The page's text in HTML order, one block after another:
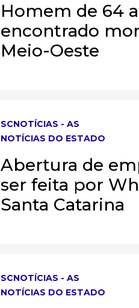
Homem de 64
encontrado
Meio-Oeste
SCNOTÍCIAS - AS
NOTÍCIAS DO ESTADO
Abertura de
ser feita por
Santa Catarina
SCNOTÍCIAS - AS
NOTÍCIAS DO ESTADO